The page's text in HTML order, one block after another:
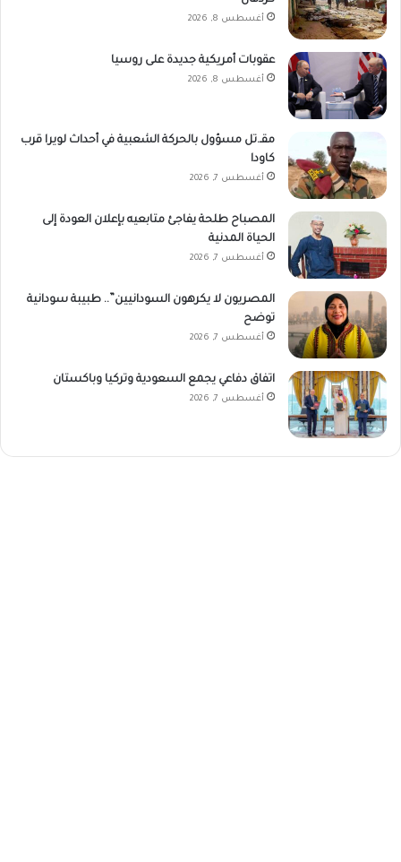
أغسطس 8, 2026
عقوبات أمريكية جديدة على روسيا
أغسطس 8, 2026
مقـ.تل مسؤول بالحركة الشعبية في أحداث لويرا قرب
كاودا
أغسطس 7, 2026
المصباح طلحة يفاجئ متابعيه بإعلان العودة إلى
الحياة المدنية
أغسطس 7, 2026
المصريون لا يكرهون السودانيين”.. طبيبة سودانية
توضح
أغسطس 7, 2026
اتفاق دفاعي يجمع السعودية وتركيا وباكستان
أغسطس 7, 2026